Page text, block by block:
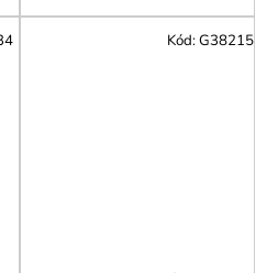
Kód:G38215